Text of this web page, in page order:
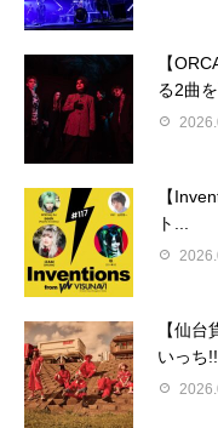
【
る2曲
【
ト...
【仙
いっち